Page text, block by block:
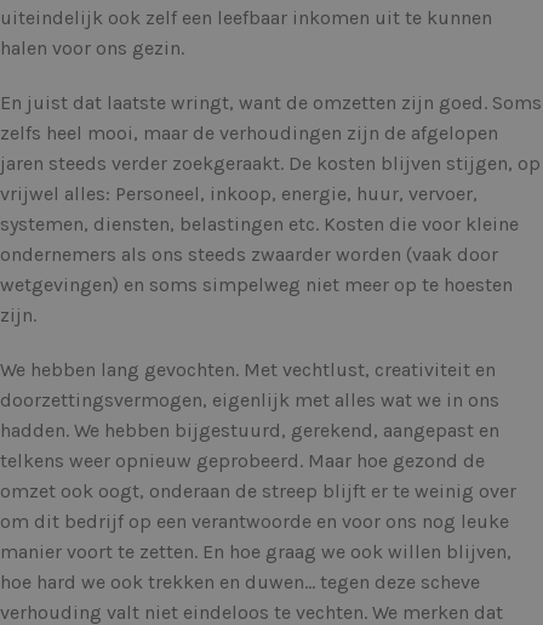
uiteindelijk ook zelf een leefbaar inkomen uit te kunnen
halen voor ons gezin.
En juist dat laatste wringt, want de omzetten zijn goed. Soms
zelfs heel mooi, maar de verhoudingen zijn de afgelopen
jaren steeds verder zoekgeraakt. De kosten blijven stijgen, op
vrijwel alles: Personeel, inkoop, energie, huur, vervoer,
systemen, diensten, belastingen etc. Kosten die voor kleine
ondernemers als ons steeds zwaarder worden (vaak door
wetgevingen) en soms simpelweg niet meer op te hoesten
zijn.
We hebben lang gevochten. Met vechtlust, creativiteit en
doorzettingsvermogen, eigenlijk met alles wat we in ons
hadden. We hebben bijgestuurd, gerekend, aangepast en
telkens weer opnieuw geprobeerd. Maar hoe gezond de
omzet ook oogt, onderaan de streep blijft er te weinig over
om dit bedrijf op een verantwoorde en voor ons nog leuke
manier voort te zetten. En hoe graag we ook willen blijven,
hoe hard we ook trekken en duwen… tegen deze scheve
verhouding valt niet eindeloos te vechten. We merken dat